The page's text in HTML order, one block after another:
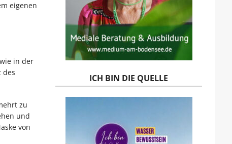
eigenen
in der
des
zu
und
von
ICH BIN DIE QUELLE